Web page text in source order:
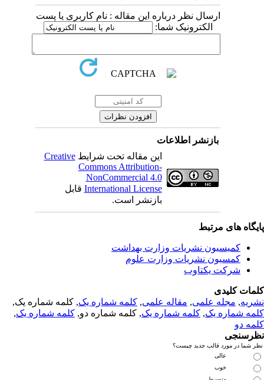
ارسال نظر درباره این مقاله : نام کاربری یا پست
الکترونیک شما:
بازنشر اطلاعات
این مقاله تحت شرایطCreative
Commons Attribution-
NonCommercial 4.0
International Licenseقابل
بازنشر است.
های مرتبط
کمیسیون نشریات وزارت بهداشت
کمسیون نشریات وزارت علوم
شرکت یکتاوب
کلیدی
,مجله علمی, مقاله علمی, کلمه شماره یک, کلمه شماره یک,
شماره یک,کلمه شماره یک, کلمه شماره دو,کلمه شماره یک,
دو
شما در مورد قالب جدید چیست؟
عالی
خوب